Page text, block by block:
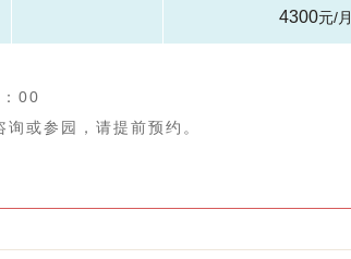
4300元/月
00
或参园，请提前预约。